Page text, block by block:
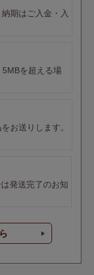
期はご入金・入
5MBを超える場
お送りします。
発送完了のお知